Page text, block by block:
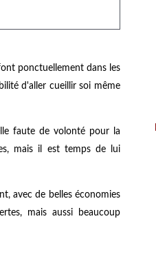
ponctuellement dans les
d'aller cueillir soi même
faute de volonté pour la
mais il est temps de lui
avec de belles économies
mais aussi beaucoup